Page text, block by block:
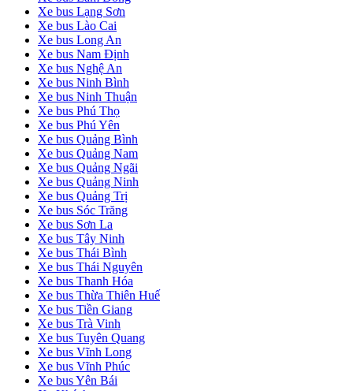
Xe bus Lạng Sơn
Xe bus Lào Cai
Xe bus Long An
Xe bus Nam Định
Xe bus Nghệ An
Xe bus Ninh Bình
Xe bus Ninh Thuận
Xe bus Phú Thọ
Xe bus Phú Yên
Xe bus Quảng Bình
Xe bus Quảng Nam
Xe bus Quảng Ngãi
Xe bus Quảng Ninh
Xe bus Quảng Trị
Xe bus Sóc Trăng
Xe bus Sơn La
Xe bus Tây Ninh
Xe bus Thái Bình
Xe bus Thái Nguyên
Xe bus Thanh Hóa
Xe bus Thừa Thiên Huế
Xe bus Tiền Giang
Xe bus Trà Vinh
Xe bus Tuyên Quang
Xe bus Vĩnh Long
Xe bus Vĩnh Phúc
Xe bus Yên Bái